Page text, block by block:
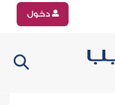
دخول